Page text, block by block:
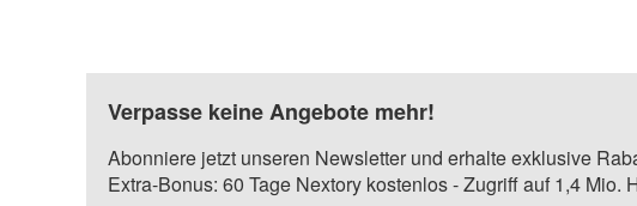
Verpasse keine Angebote mehr!
Abonniere jetzt unseren Newsletter und erhalte exklusive
Extra-Bonus: 60 Tage Nextory kostenlos - Zugriff auf 1,4 Mio.